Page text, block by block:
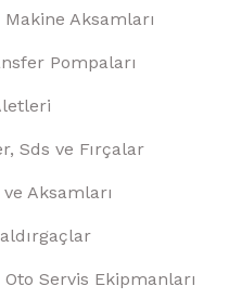
Makine Aksamları
Pompaları
Sds ve Fırçalar
Aksamları
Servis Ekipmanları